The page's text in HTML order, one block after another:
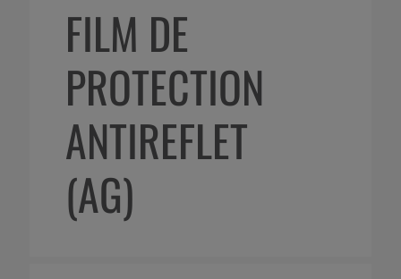
FILM DE
PROTECTION
ANTIREFLET
(AG)